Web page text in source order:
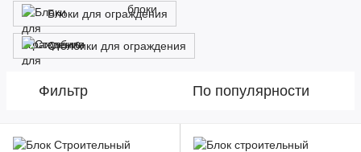
Блоки для ограждения
Столбики для ограждения
Фильтр По популярности